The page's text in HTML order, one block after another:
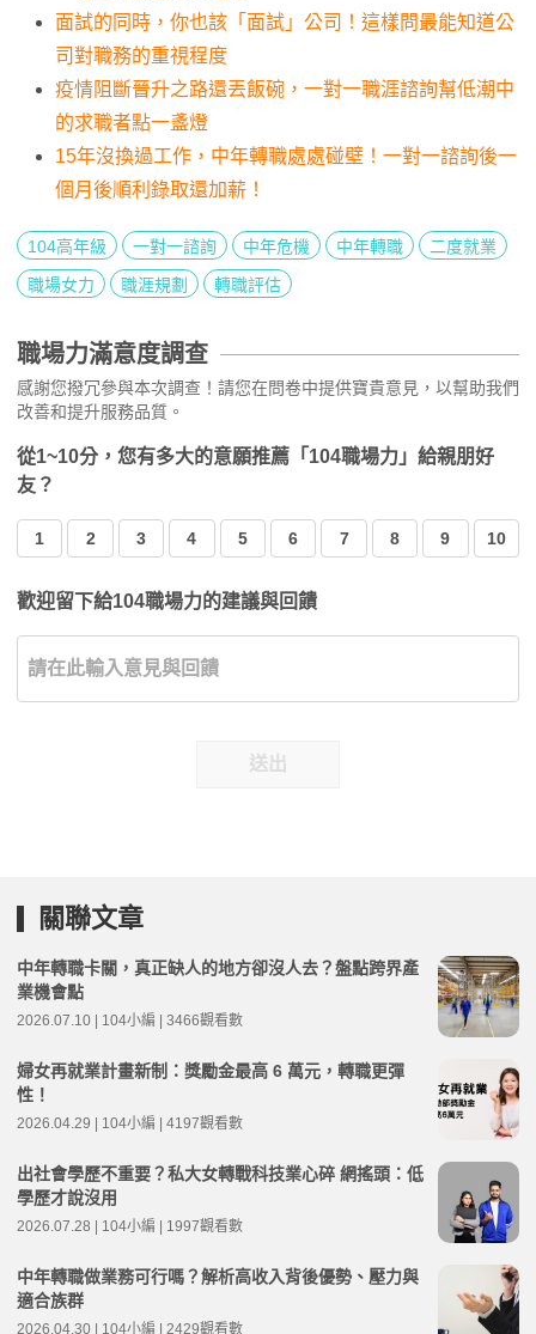
面試的同時，你也該「面試」公司！這樣問最能知道公
司對職務的重視程度
疫情阻斷晉升之路還丟飯碗，一對一職涯諮詢幫低潮中
的求職者點一盞燈
15年沒換過工作，中年轉職處處碰壁！一對一諮詢後一
個月後順利錄取還加薪！
104高年級 一對一諮詢 中年危機 中年轉職
二度就業
職場女力
職涯規劃 轉職評估
職場力滿意度調查
感謝您撥冗參與本次調查！請您在問卷中提供寶貴意見，以幫助我們
改善和提升服務品質。
從1~10分，您有多大的意願推薦「104職場力」給親朋好
友？
1 2 3 4 5 6 7 8 9 10
歡迎留下給104職場力的建議與回饋
送出
關聯文章
中年轉職卡關，真正缺人的地方卻沒人去？盤點跨界產
業機會點
2026.07.10 | 104小編 | 3466觀看數
婦女再就業計畫新制：獎勵金最高 6 萬元，轉職更彈
性！
2026.04.29 | 104小編 | 4197觀看數
出社會學歷不重要？私大女轉戰科技業心碎 網搖頭：低
學歷才說沒用
2026.07.28 | 104小編 | 1997觀看數
中年轉職做業務可行嗎？解析高收入背後優勢、壓力與
適合族群
2026.04.30 | 104小編 | 2429觀看數